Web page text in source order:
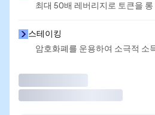
최대 50배 레버리지로 토큰을 롱
스테이킹
암호화폐를 운용하여 소극적 소